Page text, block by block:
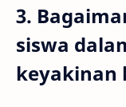
3.
siswa
keyakinan